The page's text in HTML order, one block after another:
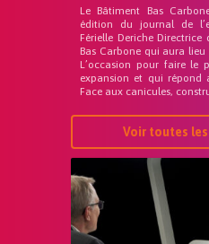
Le Bâtiment Bas
édition du journal de
Férielle Deriche
Bas Carbone qui aura lieu
L’occasion pour faire le
expansion et qui répond
Face aux canicules,
Voir toutes